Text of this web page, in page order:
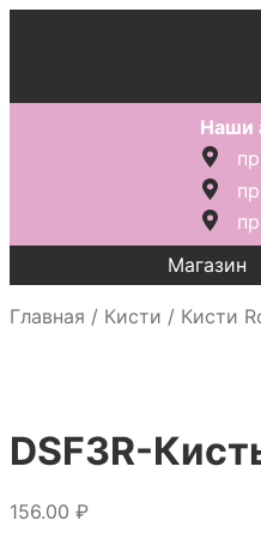
Наши
Магазин
Главная / Кисти / Кисти
DSF3R-
156.00 ₽